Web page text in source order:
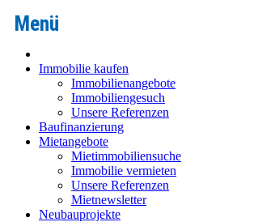
Immobilie kaufen
Immobilienangebote
Immobiliengesuch
Unsere Referenzen
Baufinanzierung
Mietangebote
Mietimmobiliensuche
Immobilie vermieten
Unsere Referenzen
Mietnewsletter
Neubauprojekte